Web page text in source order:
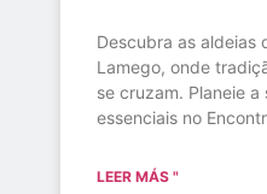
Descubra as aldeias
Lamego, onde
se cruzam. Planeie
essenciais no
LEER MÁS "